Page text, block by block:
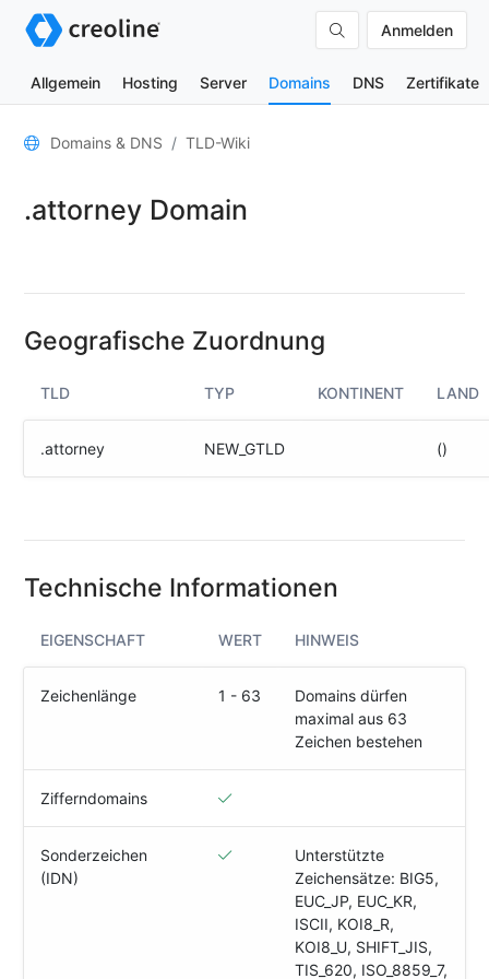
Anmelden
Allgemein Hosting Server Domains DNS Zertifikate
Allgemein
Kontakte
DNS-
Lookup
HTTP-
Test
HTTP-
Test
Whois
Responsible
Disclosure
WEITERE
Domains & DNS TLD-Wiki
.attorney Domain
Geografische Zuordnung
TLD TYP KONTINENT LAND
.attorney NEW_GTLD ()
Technische Informationen
EIGENSCHAFT WERT HINWEIS
Zeichenlänge 1 - 63
Domains dürfen
maximal aus 63
Zeichen bestehen
Zifferndomains
Sonderzeichen
(IDN)
Unterstützte
Zeichensätze: BIG5,
EUC_JP, EUC_KR,
ISCII, KOI8_R,
KOI8_U, SHIFT_JIS,
TIS_620, ISO_8859_7,